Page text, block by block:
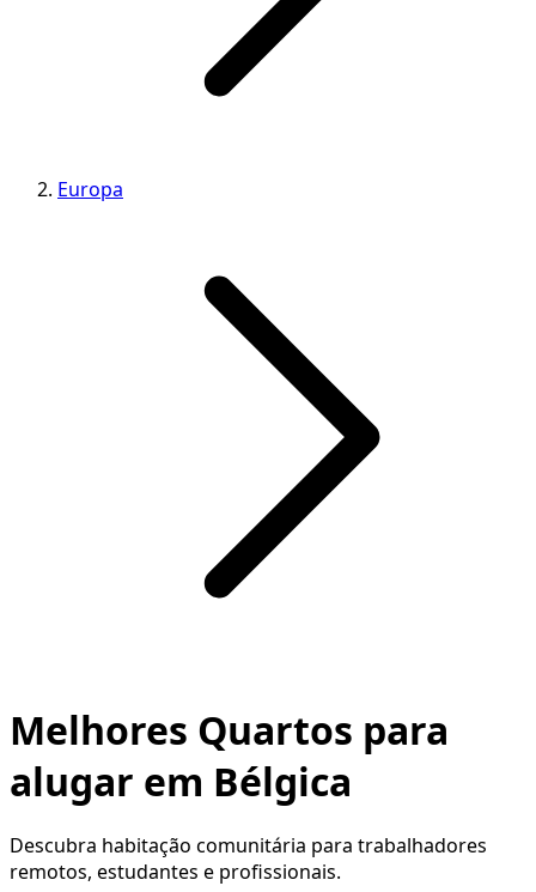
Europa
Melhores Quartos para
alugar em Bélgica
Descubra habitação comunitária para trabalhadores
remotos, estudantes e profissionais.